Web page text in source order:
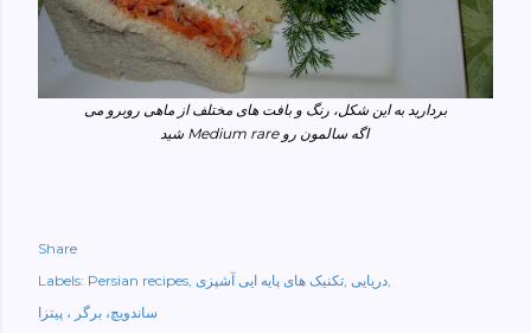
بردارید به این شکل، رنگ و بافت های مختلف از ماهی روبرو می
شید Medium rare اگه سالمون رو
Share
Labels: Persian recipes تکنیک های پایه ایی آشپزی دریایی
ساندویچ، برگر ، پیتزا